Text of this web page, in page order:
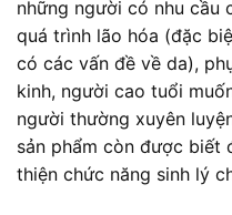
những người có nhu cầu
quá trình lão hóa (đặc
có các vấn đề về da),
kinh, người cao tuổi
người thường xuyên
sản phẩm còn được biết
thiện chức năng sinh lý